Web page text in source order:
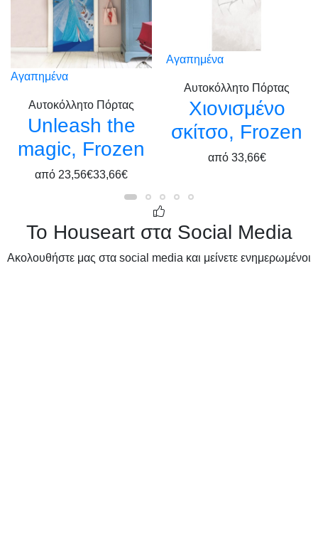
Αγαπημένα
Αυτοκόλλητο Πόρτας
Unleash the
magic, Frozen
από 23,56€33,66€
Αγαπημένα
Αυτοκόλλητο Πόρτας
Χιονισμένο
σκίτσο, Frozen
από 33,66€
Το Houseart στα Social Media
Ακολουθήστε μας στα social media και μείνετε ενημερωμένοι